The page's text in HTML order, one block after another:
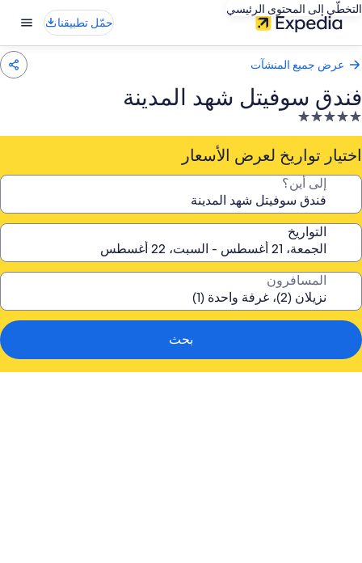
التخطّي إلى المحتوى الرئيسي
حمّل تطبيقنا
عرض جميع المنشآت
فندق سوفيتل شهد المدينة
منشأة
فندقية
مصنفة
5.0
اختيار تواريخ لعرض الأسعار
إلى أين؟
التواريخ
المسافرون
بحث